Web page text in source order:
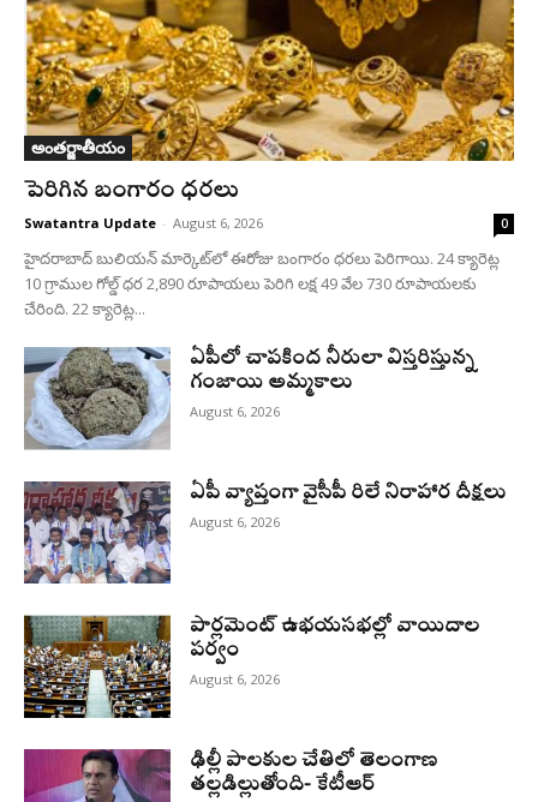
అంతర్జాతీయం
పెరిగిన బంగారం ధరలు
Swatantra Update - August 6, 2026 0
హైదరాబాద్ బులియన్‌ మార్కెట్‌లో ఈరోజు బంగారం ధరలు పెరిగాయి. 24 క్యారెట్ల
10 గ్రాముల గోల్డ్‌ ధర 2,890 రూపాయలు పెరిగి లక్ష 49 వేల 730 రూపాయలకు
చేరింది. 22 క్యారెట్ల...
ఏపీలో చాపకింద నీరులా విస్తరిస్తున్న
గంజాయి అమ్మకాలు
August 6, 2026
ఏపీ వ్యాప్తంగా వైసీపీ రిలే నిరాహార దీక్షలు
August 6, 2026
పార్లమెంట్ ఉభయసభల్లో వాయిదాల
పర్వం
August 6, 2026
ఢిల్లీ పాలకుల చేతిలో తెలంగాణ
తల్లడిల్లుతోంది- కేటీఆర్